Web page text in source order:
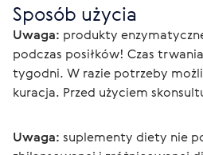
Sposób użycia
Uwaga: produkty
podczas posiłków! Czas
tygodni. W razie potrzeby
kuracja. Przed użyciem
Uwaga: suplementy diety nie